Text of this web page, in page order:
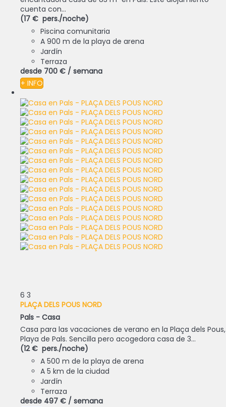
cuenta con...
(17 € pers./noche)
Piscina comunitaria
A 900 m de la playa de arena
Jardín
Terraza
desde 700 € / semana
+ INFO
6 3
PLAÇA DELS POUS NORD
Pals - Casa
Casa para las vacaciones de verano en la Plaça dels Pous,
Playa de Pals. Sencilla pero acogedora casa de 3...
(12 € pers./noche)
A 500 m de la playa de arena
A 5 km de la ciudad
Jardín
Terraza
desde 497 € / semana